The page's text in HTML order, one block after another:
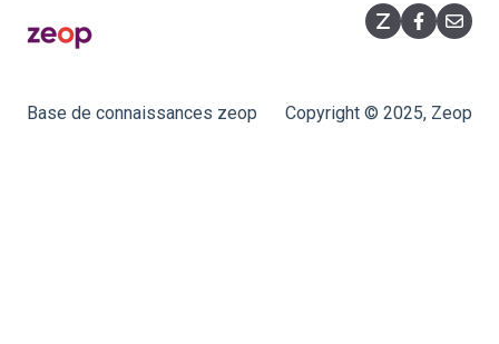
Équipement
Base de connaissances zeop Copyright © 2025, Zeop